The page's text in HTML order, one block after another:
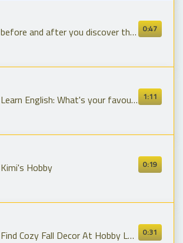
0:47
before and after you discover the subreddit for a hobby
1:11
Learn English: What's your favourite hobby? - Australia Plus
0:19
Kimi's Hobby
0:31
Find Cozy Fall Decor At Hobby Lobby®